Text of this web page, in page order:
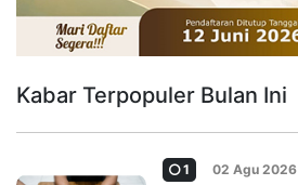
Kabar Terpopuler Bulan Ini
1 02 Agu 2026